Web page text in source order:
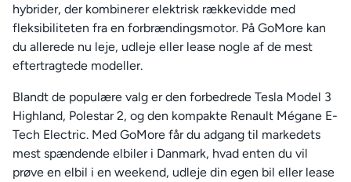
hybrider, der kombinerer elektrisk rækkevidde med
fleksibiliteten fra en forbrændingsmotor. På GoMore kan
du allerede nu leje, udleje eller lease nogle af de mest
eftertragtede modeller.
Blandt de populære valg er den forbedrede Tesla Model 3
Highland, Polestar 2, og den kompakte Renault Mégane E-
Tech Electric. Med GoMore får du adgang til markedets
mest spændende elbiler i Danmark, hvad enten du vil
prøve en elbil i en weekend, udleje din egen bil eller lease